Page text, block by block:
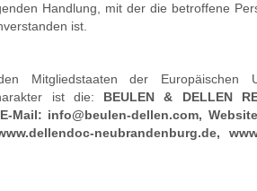
Handlung, mit der die betroffene
ist.
Mitgliedstaaten der Europäischen
ist die: BEULEN & DELLEN
E-Mail: info@beulen-dellen.com,
neubrandenburg.de,